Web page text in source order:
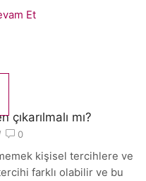
Et
mı?
0
kişisel tercihlere ve
farklı olabilir ve bu